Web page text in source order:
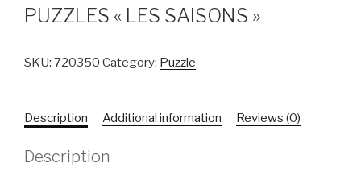
PUZZLES « LES SAISONS »
SKU: 720350 Category: Puzzle
Description Additional information Reviews (0)
Description